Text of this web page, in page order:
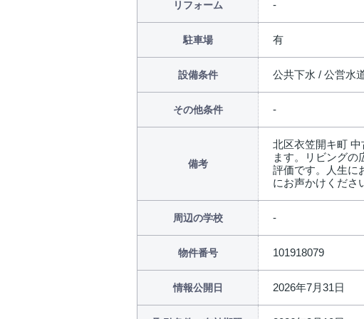
リフォーム
駐車場 有
設備条件 公共下水 / 公営水
その他条件
備考
北区衣笠開キ町
ます。リビングの
評価です。人生に
にお声かけくださ
周辺の学校
物件番号 101918079
情報公開日 2026年7月31日